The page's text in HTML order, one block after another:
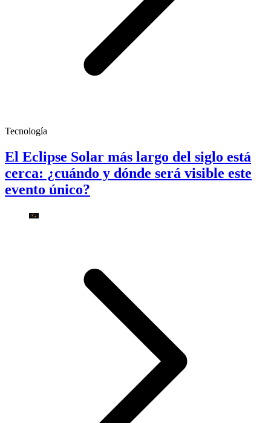
Tecnología
El Eclipse Solar más largo del siglo está
cerca: ¿cuándo y dónde será visible este
evento único?